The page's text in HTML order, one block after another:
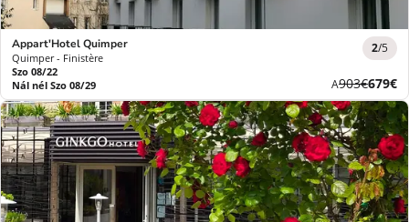
Appart'Hotel Quimper
Quimper - Finistère
2/5
Szo 08/22
Nál nél Szo 08/29
AKorábbi
díj
903€Új
ár
679€